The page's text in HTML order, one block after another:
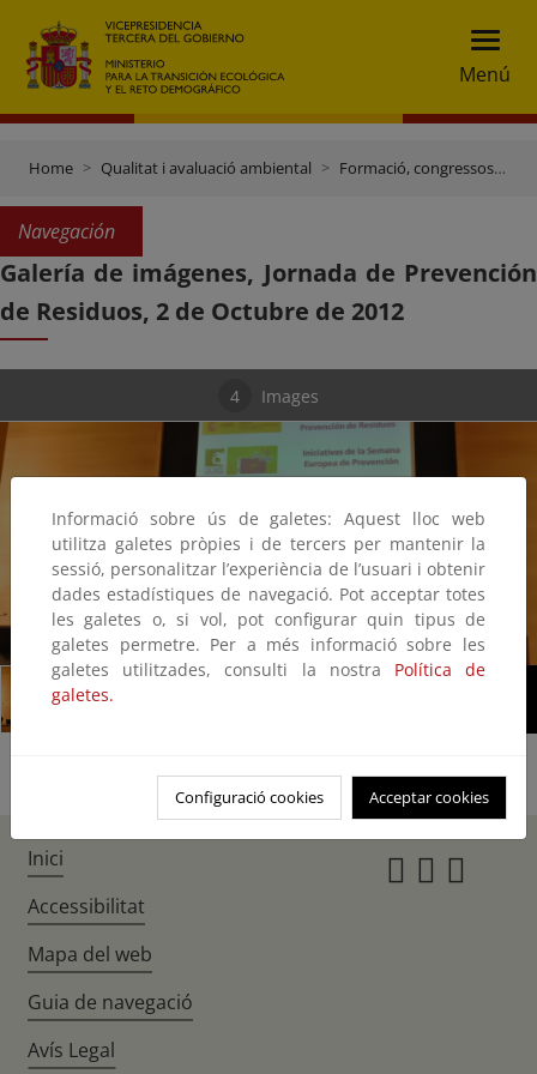
Menú
Home Qualitat i avaluació ambiental Formació, congressos i jornades
Navegación
Galería de imágenes, Jornada de Prevención
de Residuos, 2 de Octubre de 2012
4 Images
1/4
Informació sobre ús de galetes: Aquest lloc web
utilitza galetes pròpies i de tercers per mantenir la
sessió, personalitzar l’experiència de l’usuari i obtenir
dades estadístiques de navegació. Pot acceptar totes
les galetes o, si vol, pot configurar quin tipus de
galetes permetre. Per a més informació sobre les
galetes utilitzades, consulti la nostra Política de
galetes.
Configuració cookies Acceptar cookies
Inici
Accessibilitat
Mapa del web
Guia de navegació
Avís Legal